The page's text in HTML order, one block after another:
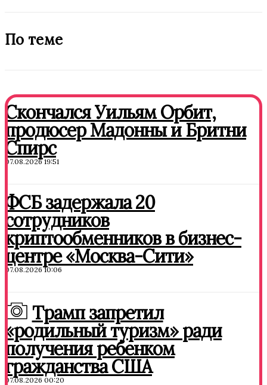
По теме
Скончался Уильям Орбит,
продюсер Мадонны и Бритни
Спирс
07.08.2026 19:51
ФСБ задержала 20
сотрудников
криптообменников в бизнес-
центре «Москва-Сити»
07.08.2026 10:06
Трамп запретил
«родильный туризм» ради
получения ребенком
гражданства США
07.08.2026 00:20